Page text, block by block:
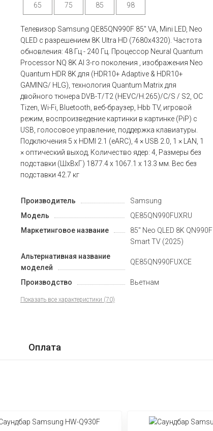
65 75 85 98
Телевизор Samsung QE85QN990F 85" VA, Mini LED, Neo
QLED с разрешением 8K Ultra HD (7680x4320). Частота
обновления: 48 Гц - 240 Гц. Процессор Neural Quantum
Processor NQ 8K AI 3-го поколения , изображения Neo
Quantum HDR 8K для (HDR10+ Adaptive & HDR10+
GAMING/ HLG), технология Quantum Matrix для
двойного тюнера DVB-T/T2 (HEVC/H.265)/C/S / S2, ОС
Tizen, Wi-Fi, Bluetooth, веб-браузер, Hbb TV, игровой
режим, воспроизведение картинки в картинке (PiP) с
USB, голосовое управление, поддержка клавиатуры.
Подключения 5 x HDMI 2.1 (eARC), 4 × USB 2.0, 1 × LAN, 1
× оптический выход, Количество ядер: 4, Размеры без
подставки (ШxВxГ) 1877.4 x 1067.1 x 13.3 мм. Вес без
подставки 42.7 кг
Производитель
Samsung
Модель
QE85QN990FUXRU
Маркетинговое название
85" Neo QLED 8K QN990F
Smart TV (2025)
Альтернативная название
моделей
QE85QN990FUXCE
Производство Вьетнам
Показать все характеристики (70)
Оплата